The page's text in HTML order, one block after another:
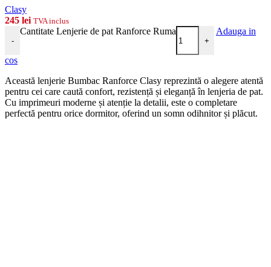
Clasy
245 lei TVA inclus
-
Cantitate Lenjerie de pat Ranforce Ruma
+
Adauga in
cos
Această lenjerie Bumbac Ranforce Clasy reprezintă o alegere atentă
pentru cei care caută confort, rezistență și eleganță în lenjeria de pat.
Cu imprimeuri moderne și atenție la detalii, este o completare
perfectă pentru orice dormitor, oferind un somn odihnitor și plăcut.